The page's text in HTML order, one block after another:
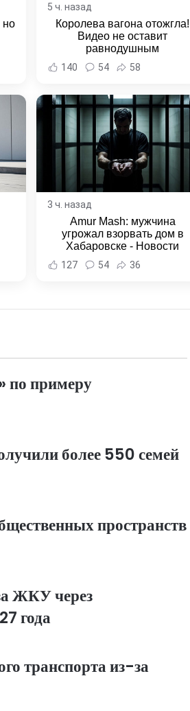
но
5 ч. назад
Королева вагона отожгла!
Видео не оставит
равнодушным
140 54 58
3 ч. назад
Amur Mash: мужчина
угрожал взорвать дом в
Хабаровске - Новости
Хабаровска и Хабаровского
края
127 54 36
по примеру
более 550 семей
пространств
ЖКУ через
года
транспорта из-за